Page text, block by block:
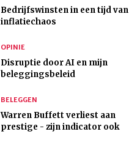
Bedrijfswinsten in een tijd van
inflatiechaos
OPINIE
Disruptie door AI en mijn
beleggingsbeleid
BELEGGEN
Warren Buffett verliest aan
prestige - zijn indicator ook